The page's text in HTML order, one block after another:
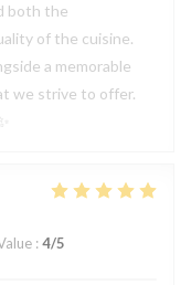
both the
of the cuisine.
a memorable
we strive to offer.
: 4/5